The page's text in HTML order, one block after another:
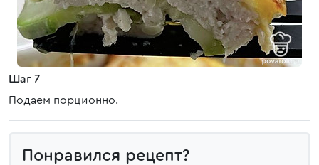
Шаг 7
Подаем порционно.
Понравился рецепт?